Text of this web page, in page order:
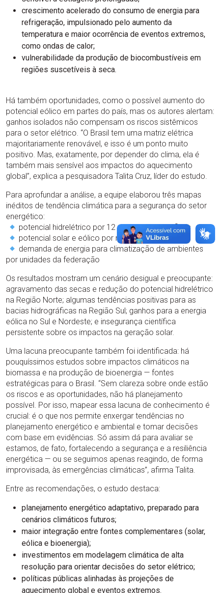
crescimento acelerado do consumo de energia para
refrigeração, impulsionado pelo aumento da
temperatura e maior ocorrência de eventos extremos,
como ondas de calor;
vulnerabilidade da produção de biocombustíveis em
regiões suscetíveis à seca.
Há também oportunidades, como o possível aumento do
potencial eólico em partes do país, mas os autores alertam:
ganhos isolados não compensam os riscos sistêmicos
para o setor elétrico. “O Brasil tem uma matriz elétrica
majoritariamente renovável, e isso é um ponto muito
positivo. Mas, exatamente, por depender do clima, ela é
também mais sensível aos impactos do aquecimento
global”, explica a pesquisadora Talita Cruz, líder do estudo.
Para aprofundar a análise, a equipe elaborou três mapas
inéditos de tendência climática para a segurança do setor
energético:
potencial hidrelétrico por 12 regiões hidrográficas
potencial solar e eólico por macrorregiões
demanda de energia para climatização de ambientes
por unidades da federação
Os resultados mostram um cenário desigual e preocupante:
agravamento das secas e redução do potencial hidrelétrico
na Região Norte; algumas tendências positivas para as
bacias hidrográficas na Região Sul; ganhos para a energia
eólica no Sul e Nordeste; e insegurança científica
persistente sobre os impactos na geração solar.
Uma lacuna preocupante também foi identificada: há
pouquíssimos estudos sobre impactos climáticos na
biomassa e na produção de bioenergia — fontes
estratégicas para o Brasil. “Sem clareza sobre onde estão
os riscos e as oportunidades, não há planejamento
possível. Por isso, mapear essa lacuna de conhecimento é
crucial: é o que nos permite enxergar tendências no
planejamento energético e ambiental e tomar decisões
com base em evidências. Só assim dá para avaliar se
estamos, de fato, fortalecendo a segurança e a resiliência
energética — ou se seguimos apenas reagindo, de forma
improvisada, às emergências climáticas”, afirma Talita.
Entre as recomendações, o estudo destaca:
planejamento energético adaptativo, preparado para
cenários climáticos futuros;
maior integração entre fontes complementares (solar,
eólica e bioenergia);
investimentos em modelagem climática de alta
resolução para orientar decisões do setor elétrico;
políticas públicas alinhadas às projeções de
aquecimento global e eventos extremos.